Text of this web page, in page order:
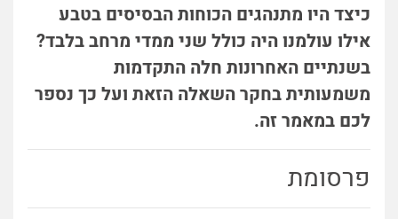
כיצד היו מתנהגים הכוחות הבסיסים בטבע
אילו עולמנו היה כולל שני ממדי מרחב בלבד?
בשנתיים האחרונות חלה התקדמות
משמעותית בחקר השאלה הזאת ועל כך נספר
לכם במאמר זה.
פרסומת